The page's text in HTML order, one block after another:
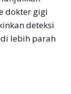
dokter gigi
deteksi
lebih parah